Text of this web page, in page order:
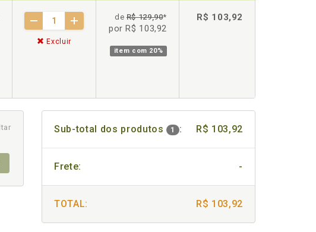
Excluir
deR$ 129,90*
por R$ 103,92
item com 20%
R$ 103,92
Sub-total dos produtos 1 : R$ 103,92
Frete: -
TOTAL: R$ 103,92